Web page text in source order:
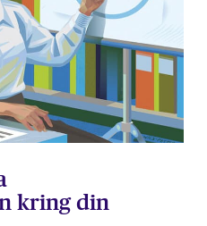
kring din